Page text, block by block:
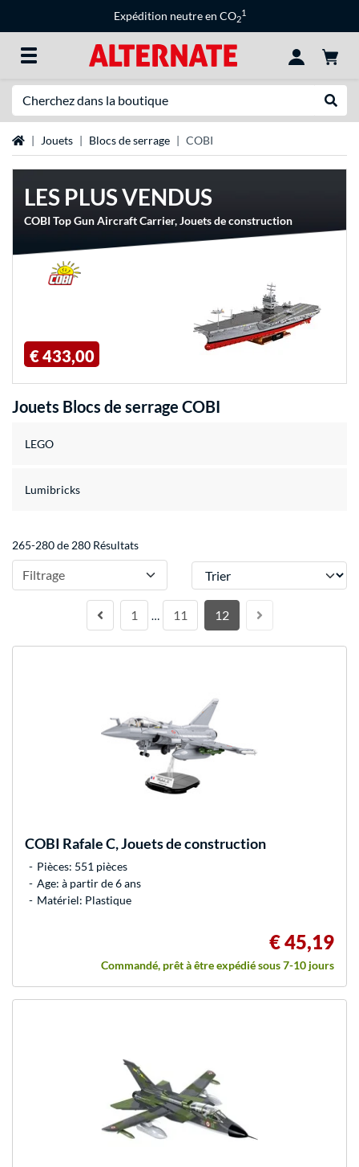
Expédition neutre en CO2
1
Page d'accueil
Jouets Blocs de serrage COBI
LES PLUS VENDUS
COBI Top Gun Aircraft Carrier, Jouets de construction
€ 433,00
Jouets Blocs de serrage COBI
LEGO
Lumibricks
265-280 de 280 Résultats
Filtrage Trier
1 … 11 12
COBI Rafale C, Jouets de construction
Pièces: 551 pièces
Age: à partir de 6 ans
Matériel: Plastique
€ 45,19
Commandé, prêt à être expédié sous 7-10 jours